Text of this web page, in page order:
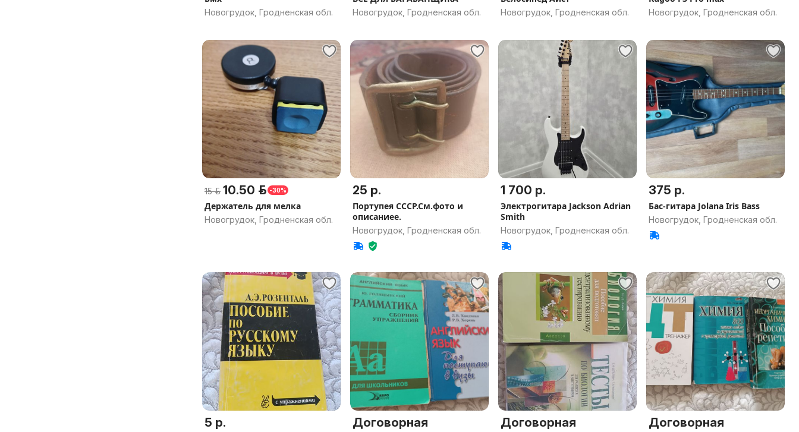
Новогрудок, Гродненская обл. Новогрудок, Гродненская обл. Новогрудок, Гродненская обл. Новогрудок, Гродненская обл.
15 р. 10.50 р. -30%
Держатель для мелка
Новогрудок, Гродненская обл.
25 р.
Портупея СССР.См.фото и
описаниее.
Новогрудок, Гродненская обл.
1 700 р.
Электрогитара Jackson Adrian
Smith
Новогрудок, Гродненская обл.
375 р.
Бас-гитара Jolana Iris Bass
Новогрудок, Гродненская обл.
5 р. Договорная Договорная Договорная